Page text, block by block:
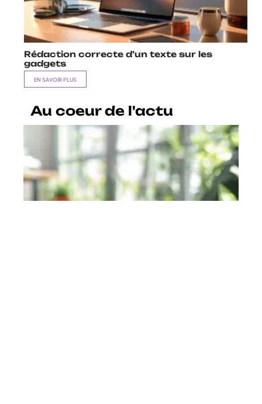
Rédaction correcte d’un texte sur les
gadgets
EN SAVOIR PLUS
Au coeur de l'actu